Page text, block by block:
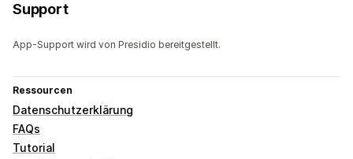
Support
App-Support wird von Presidio bereitgestellt.
Ressourcen
Datenschutzerklärung
FAQs
Tutorial